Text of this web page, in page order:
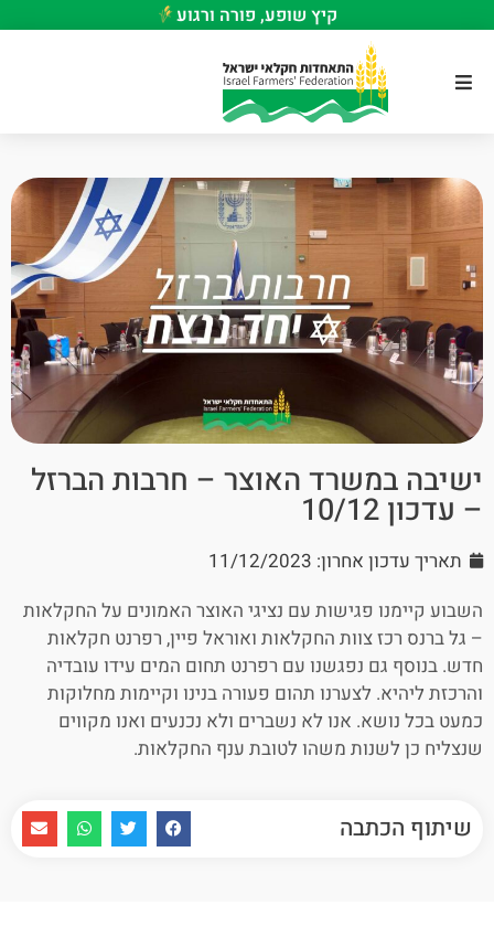
קיץ שופע, פורה ורגוע
ישיבה במשרד האוצר – חרבות הברזל
– עדכון 10/12
תאריך עדכון אחרון: 11/12/2023
השבוע קיימנו פגישות עם נציגי האוצר האמונים על החקלאות
– גל ברנס רכז צוות החקלאות ואוראל פיין, רפרנט חקלאות
חדש. בנוסף גם נפגשנו עם רפרנט תחום המים עידו עובדיה
והרכזת ליהיא. לצערנו תהום פעורה בנינו וקיימות מחלוקות
כמעט בכל נושא. אנו לא נשברים ולא נכנעים ואנו מקווים
שנצליח כן לשנות משהו לטובת ענף החקלאות.
שיתוף הכתבה